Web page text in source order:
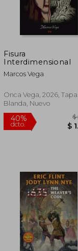
$ 990
$ 842
Fisura
Interdimensional
Marcos Vega
Onca Vega, 2026, Tapa
Blanda, Nuevo
40%
dcto.